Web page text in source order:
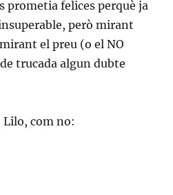
prometia felices perquè ja
però mirant
el preu (o el NO
trucada algun dubte
Lilo, com no: